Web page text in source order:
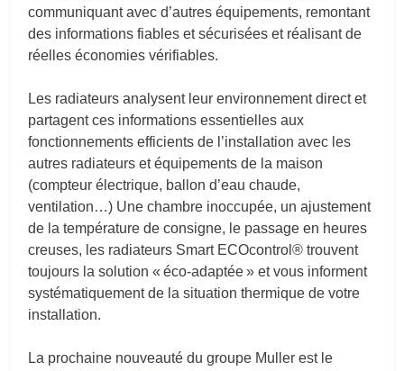
communiquant avec d’autres équipements, remontant
des informations fiables et sécurisées et réalisant de
réelles économies vérifiables.
Les radiateurs analysent leur environnement direct et
partagent ces informations essentielles aux
fonctionnements efficients de l’installation avec les
autres radiateurs et équipements de la maison
(compteur électrique, ballon d’eau chaude,
ventilation…) Une chambre inoccupée, un ajustement
de la température de consigne, le passage en heures
creuses, les radiateurs Smart ECOcontrol® trouvent
toujours la solution « éco-adaptée » et vous informent
systématiquement de la situation thermique de votre
installation.
La prochaine nouveauté du groupe Muller est le